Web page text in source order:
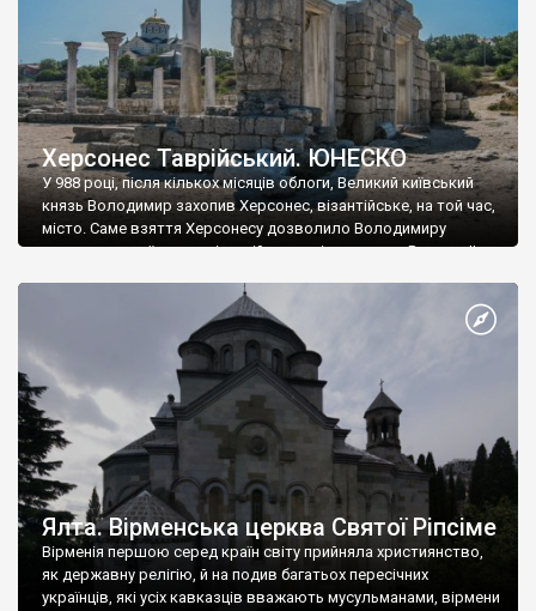
Херсонес Таврійський. ЮНЕСКО
У 988 році, після кількох місяців облоги, Великий київський
князь Володимир захопив Херсонес, візантійське, на той час,
місто. Саме взяття Херсонесу дозволило Володимиру
диктувати свої умови візантійському імператору Василю ІІ, та
Херсонесі Володимир-язичник, став Василем-християнином.
А потім було Хрещення Русі. На честь Херсонесу Таврійського
Ялта. Вірменська церква Святої Ріпсіме
Вірменія першою серед країн світу прийняла християнство,
як державну релігію, й на подив багатьох пересічних
українців, які усіх кавказців вважають мусульманами, вірмени